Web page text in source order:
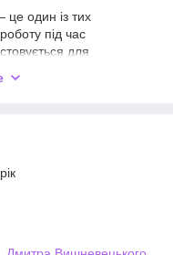
це один із тих
під час
для
також для сушіння
текстуру.
та професійного
бісквітів,
а також для
пончиків і шоколадних